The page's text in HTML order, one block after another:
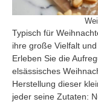
Typisch für
ihre große Vielfalt
Erleben Sie die
elsässisches
Herstellung dieser
jeder seine Zutaten: